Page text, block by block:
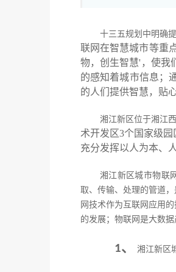
十三五规划中明确
联网在智慧城市等重
物，创生智慧'，使我
的感知着城市信息；
的人们提供智慧，贴
湘江新区位于湘江
术开发区3个国家级
充分发挥以人为本、
湘江新区城市物联
取、传输、处理的管道
网技术作为互联网应用
的发展；物联网是大数
1、 湘江新区